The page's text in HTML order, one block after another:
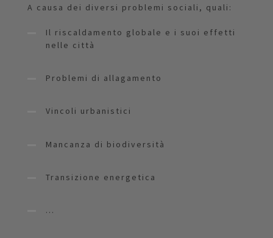
A causa dei diversi problemi sociali, quali:
Il riscaldamento globale e i suoi effetti
nelle città
Problemi di allagamento
Vincoli urbanistici
Mancanza di biodiversità
Transizione energetica
...